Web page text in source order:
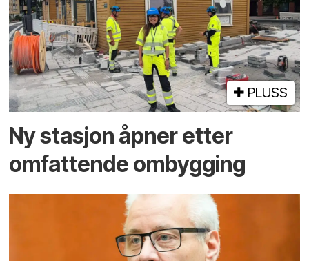
PLUSS
Ny stasjon åpner etter
omfattende ombygging